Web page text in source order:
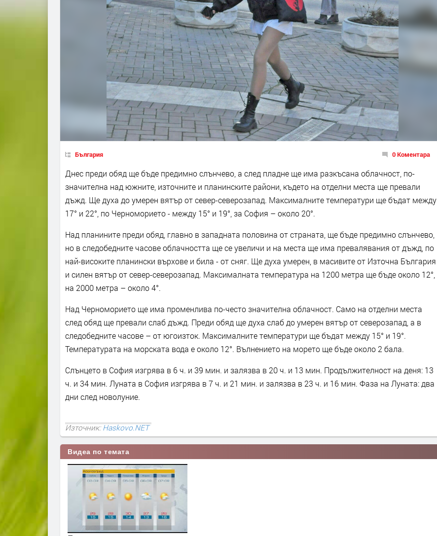
България 0 Коментара
Днес преди обяд ще бъде предимно слънчево, а след пладне ще има разкъсана облачност, по-
значителна над южните, източните и планинските райони, където на отделни места ще превали
дъжд. Ще духа до умерен вятър от север-северозапад. Максималните температури ще бъдат между
17° и 22°, по Черноморието - между 15° и 19°, за София – около 20°.
Над планините преди обяд, главно в западната половина от страната, ще бъде предимно слънчево,
но в следобедните часове облачността ще се увеличи и на места ще има превалявания от дъжд, по
най-високите планински върхове и била - от сняг. Ще духа умерен, в масивите от Източна България
и силен вятър от север-северозапад. Максималната температура на 1200 метра ще бъде около 12°,
на 2000 метра – около 4°.
Над Черноморието ще има променлива по-често значителна облачност. Само на отделни места
след обяд ще превали слаб дъжд. Преди обяд ще духа слаб до умерен вятър от северозапад, а в
следобедните часове – от югоизток. Максималните температури ще бъдат между 15° и 19°.
Температурата на морската вода е около 12°. Вълнението на морето ще бъде около 2 бала.
Слънцето в София изгрява в 6 ч. и 39 мин. и залязва в 20 ч. и 13 мин. Продължителност на деня: 13
ч. и 34 мин. Луната в София изгрява в 7 ч. и 21 мин. и залязва в 23 ч. и 16 мин. Фаза на Луната: два
дни след новолуние.
Източник:Haskovo.NET
Видеа по темата